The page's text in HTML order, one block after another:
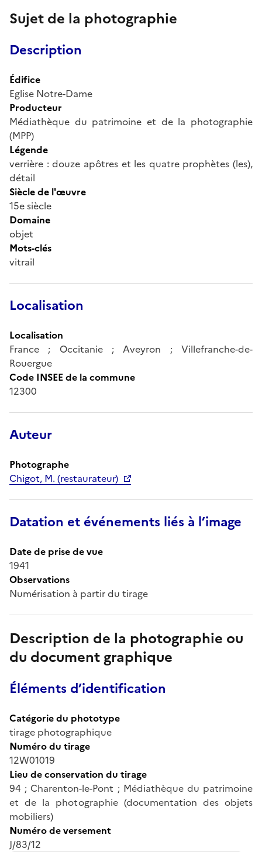
Sujet de la photographie
Description
Édifice
Eglise Notre-Dame
Producteur
Médiathèque du patrimoine et de la photographie
(MPP)
Légende
verrière : douze apôtres et les quatre prophètes (les),
détail
Siècle de l'œuvre
15e siècle
Domaine
objet
Mots-clés
vitrail
Localisation
Localisation
France ; Occitanie ; Aveyron ; Villefranche-de-
Rouergue
Code INSEE de la commune
12300
Auteur
Photographe
Chigot, M. (restaurateur)
Datation et événements liés à l’image
Date de prise de vue
1941
Observations
Numérisation à partir du tirage
Description de la photographie ou
du document graphique
Éléments d’identification
Catégorie du phototype
tirage photographique
Numéro du tirage
12W01019
Lieu de conservation du tirage
94 ; Charenton-le-Pont ; Médiathèque du patrimoine
et de la photographie (documentation des objets
mobiliers)
Numéro de versement
J/83/12